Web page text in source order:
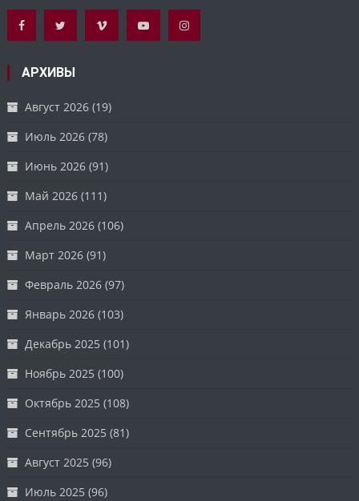
АРХИВЫ
Август 2026 (19)
Июль 2026 (78)
Июнь 2026 (91)
Май 2026 (111)
Апрель 2026 (106)
Март 2026 (91)
Февраль 2026 (97)
Январь 2026 (103)
Декабрь 2025 (101)
Ноябрь 2025 (100)
Октябрь 2025 (108)
Сентябрь 2025 (81)
Август 2025 (96)
Июль 2025 (96)